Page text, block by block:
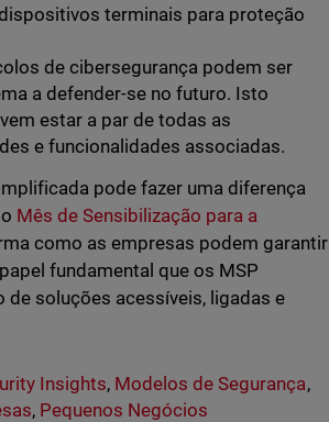
terminais para proteção
de cibersegurança podem ser
a defender-se no futuro. Isto
estar a par de todas as
e funcionalidades associadas.
pode fazer uma diferença
Mês de Sensibilização para a
como as empresas podem garantir
fundamental que os MSP
soluções acessíveis, ligadas e
Insights, Modelos de Segurança,
, Pequenos Negócios